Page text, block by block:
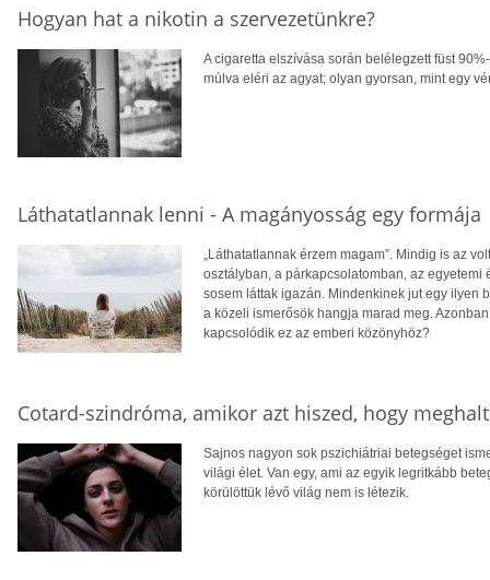
Hogyan hat a nikotin a szervezetünkre?
A cigaretta elszívása során belélegzett füst
múlva eléri az agyat; olyan gyorsan, mint egy
Láthatatlannak lenni - A magányosság egy formája
„Láthatatlannak érzem magam”. Mindig is az
osztályban, a párkapcsolatomban, az egyetemi
sosem láttak igazán. Mindenkinek jut egy ilyen
a közeli ismerősök hangja marad meg.
kapcsolódik ez az emberi közönyhöz?
Cotard-szindróma, amikor azt hiszed, hogy
Sajnos nagyon sok pszichiátriai betegséget
világi élet. Van egy, ami az egyik legritkább
körülöttük lévő világ nem is létezik.